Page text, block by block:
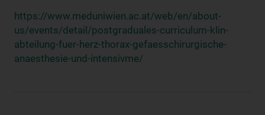
https://www.meduniwien.ac.at/web/en/about-
us/events/detail/postgraduales-curriculum-klin-
abteilung-fuer-herz-thorax-gefaesschirurgische-
anaesthesie-und-intensivme/